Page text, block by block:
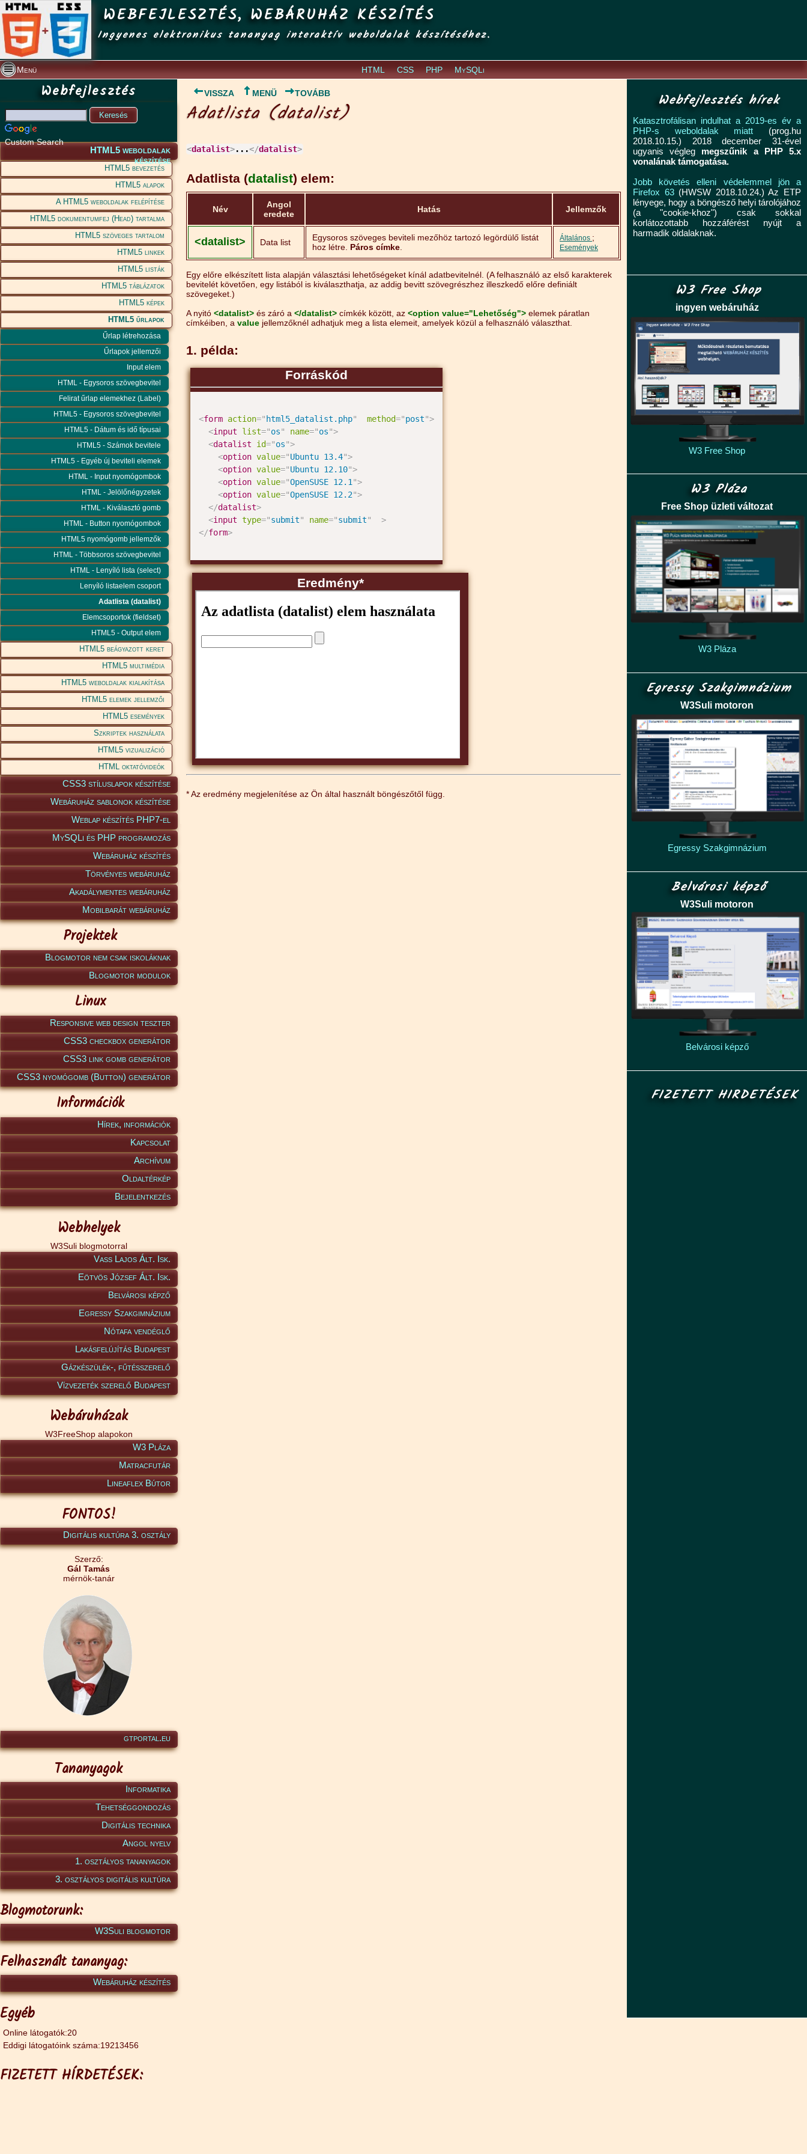
WEBFEJLESZTÉS, WEBÁRUHÁZ KÉSZÍTÉS
Ingyenes elektronikus tananyag interaktív weboldalak készítéséhez.
Menü HTML CSS PHP MySQLi
Webfejlesztés
Custom Search
HTML5 weboldalak
készítése
HTML5 bevezetés
HTML5 alapok
A HTML5 weboldalak felépítése
HTML5 dokumentumfej (Head) tartalma
HTML5 szöveges tartalom
HTML5 linkek
HTML5 listák
HTML5 táblázatok
HTML5 képek
HTML5 űrlapok
Űrlap létrehozása
Űrlapok jellemzői
Input elem
HTML - Egysoros szövegbevitel
Felirat űrlap elemekhez (Label)
HTML5 - Egysoros szövegbevitel
HTML5 - Dátum és idő típusai
HTML5 - Számok bevitele
HTML5 - Egyéb új beviteli elemek
HTML - Input nyomógombok
HTML - Jelölőnégyzetek
HTML - Kiválasztó gomb
HTML - Button nyomógombok
HTML5 nyomógomb jellemzők
HTML - Többsoros szövegbevitel
HTML - Lenyíló lista (select)
Lenyíló listaelem csoport
Adatlista (datalist)
Elemcsoportok (fieldset)
HTML5 - Output elem
HTML5 beágyazott keret
HTML5 multimédia
HTML5 weboldalak kialakítása
HTML5 elemek jellemzői
HTML5 események
Szkriptek használata
HTML5 vizualizáció
HTML oktatóvideók
CSS3 stíluslapok készítése
Webáruház sablonok készítése
Weblap készítés PHP7-el
MySQLi és PHP programozás
Webáruház készítés
Törvényes webáruház
Akadálymentes webáruház
Mobilbarát webáruház
Projektek
Blogmotor nem csak iskoláknak
Blogmotor modulok
Linux
Responsive web design teszter
CSS3 checkbox generátor
CSS3 link gomb generátor
CSS3 nyomógomb (Button) generátor
Információk
Hírek, információk
Kapcsolat
Archívum
Oldaltérkép
Bejelentkezés
Webhelyek
W3Suli blogmotorral
Vass Lajos Ált. Isk.
Eötvös József Ált. Isk.
Belvárosi képző
Egressy Szakgimnázium
Nótafa vendéglő
Lakásfelújítás Budapest
Gázkészülék-, fűtésszerelő
Vízvezeték szerelő Budapest
Webáruházak
W3FreeShop alapokon
W3 Pláza
Matracfutár
Lineaflex Bútor
FONTOS!
Digitális kultúra 3. osztály
Szerző:
Gál Tamás
mérnök-tanár
gtportal.eu
Tananyagok
Informatika
Tehetséggondozás
Digitális technika
Angol nyelv
1. osztályos tananyagok
3. osztályos digitális kultúra
Blogmotorunk:
W3Suli blogmotor
Felhasznált tananyag:
Webáruház készítés
Egyéb
Online látogatók:20
Eddigi látogatóink száma:19213456
FIZETETT HÍRDETÉSEK:
VISSZA MENÜ TOVÁBB
Adatlista (datalist)
<datalist>...</datalist>
Adatlista (datalist) elem:
Név
Angol
eredete
Hatás Jellemzők
<datalist> Data list
Egysoros szöveges beviteli mezőhöz tartozó legördülő listát
hoz létre. Páros címke
Általános ;
Események
Egy előre elkészített lista alapján választási lehetőségeket kínál adatbevitelnél. (A felhasználó az első karakterek
bevitelét követően, egy listából is kiválaszthatja, az addig bevitt szövegrészhez illeszkedő előre definiált
szövegeket.)
A nyitó <datalist> és záró a </datalist> címkék között, az <option value="Lehetőség"> elemek páratlan
címkéiben, a value jellemzőknél adhatjuk meg a lista elemeit, amelyek közül a felhasználó választhat.
1. példa:
Forráskód
<form action=" html5_datalist.php" method="post">
<input list="os" name="os">
<datalist id="os">
<option value="Ubuntu 13.4">
<option value="Ubuntu 12.10">
<option value="OpenSUSE 12.1 ">
<option value="OpenSUSE 12.2">
</datalist>
<input type="submit" name="submit"
>
</form>
Eredmény*
* Az eredmény megjelenítése az Ön által használt böngészőtől függ.
Webfejlesztés hírek
Katasztrofálisan indulhat a 2019-es év a
PHP-s weboldalak miatt (prog.hu
2018.10.15.) 2018 december 31-ével
ugyanis végleg megszűnik a PHP 5.x
vonalának támogatása.
Jobb követés elleni védelemmel jön a
Firefox 63(HWSW 2018.10.24.) Az ETP
lényege, hogy a böngésző helyi tárolójához
(a "cookie-khoz") csak sokkal
korlátozottabb hozzáférést nyújt a
harmadik oldalaknak.
W3 Free Shop
ingyen webáruház
W3 Free Shop
W3 Pláza
Free Shop üzleti változat
W3 Pláza
Egressy Szakgimnázium
W3Suli motoron
Egressy Szakgimnázium
Belvárosi képző
W3Suli motoron
Belvárosi képző
FIZETETT HIRDETÉSEK